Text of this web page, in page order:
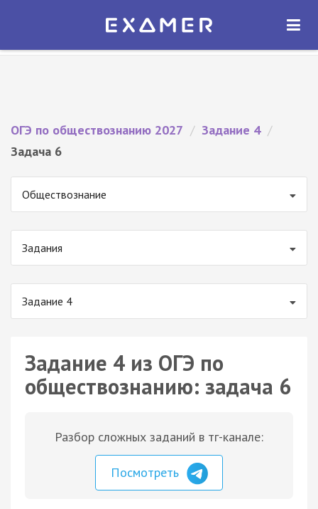
Экзамер — ЕГЭ 2027
ОТКРЫТЬ
ОГЭ по обществознанию 2027 / Задание 4 /
Задача 6
Обществознание
Задания
Задание 4
Задание 4 из ОГЭ по
обществознанию: задача 6
Разбор сложных заданий в тг-канале:
Посмотреть